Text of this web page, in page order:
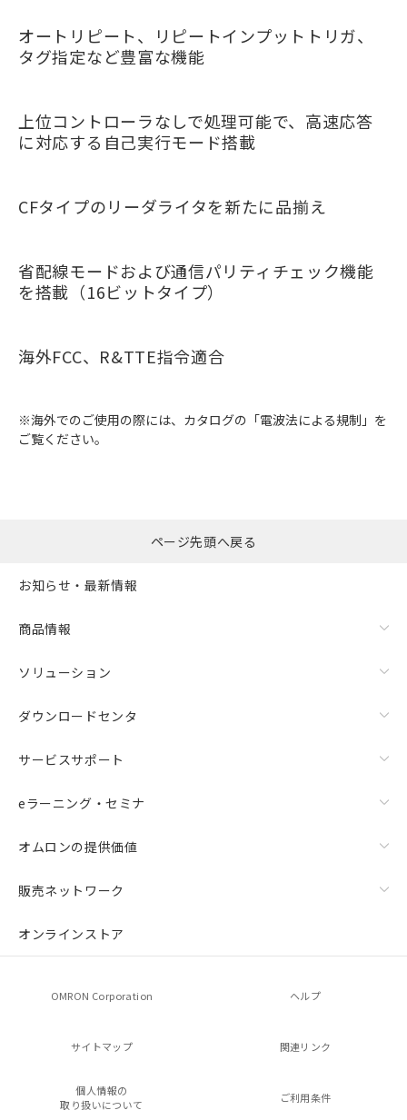
オートリピート、リピートインプットトリガ、
タグ指定など豊富な機能
上位コントローラなしで処理可能で、高速応答
に対応する自己実行モード搭載
CFタイプのリーダライタを新たに品揃え
省配線モードおよび通信パリティチェック機能
を搭載（16ビットタイプ）
海外FCC、R&TTE指令適合
※海外でのご使用の際には、カタログの「電波法による規制」を
ご覧ください。
ページ先頭へ戻る
お知らせ・最新情報
商品情報
ソリューション
ダウンロードセンタ
サービスサポート
eラーニング・セミナ
オムロンの提供価値
販売ネットワーク
オンラインストア
OMRON Corporation ヘルプ
サイトマップ 関連リンク
個人情報の
取り扱いについて
ご利用条件